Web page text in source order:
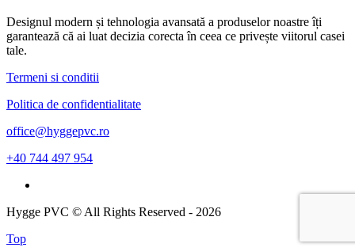
Designul modern și tehnologia avansată a produselor noastre îți
garantează că ai luat decizia corecta în ceea ce privește viitorul casei
tale.
Termeni si conditii
Politica de confidentialitate
office@hyggepvc.ro
+40 744 497 954
Hygge PVC © All Rights Reserved - 2026
Top